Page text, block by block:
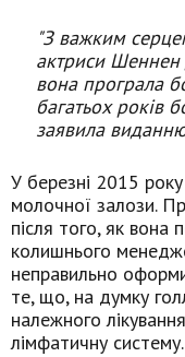
"З важким
актриси Шеннен
вона програла
багатьох років
заявила
У березні 2015
молочної залози.
після того, як вона
колишнього
неправильно
те, що, на думку
належного
лімфатичну систему.